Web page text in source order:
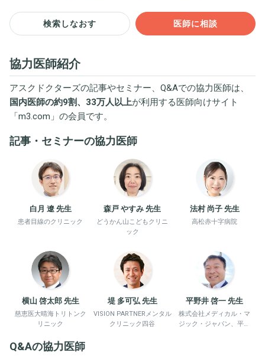
検索しなおす 医師に相談
協力医師紹介
アスクドクターズの記事やセミナー、Q&Aでの協力医師は、
国内医師の約9割、33万人以上が利用する医師向けサイト
「m3.com 」の会員です。
記事・セミナーの協力医師
白月 遼 先生
患者目線のクリニック
森戸 やすみ 先生
どうかん山こどもクリニ
ック
法村 尚子 先生
高松赤十字病院
横山 啓太郎 先生
慈恵医大晴海トリトンク
リニック
堤 多可弘 先生
VISION PARTNERメンタル
クリニック四谷
平野井 啓一 先生
株式会社メディカル・マ
ジック・ジャパン、平野
Q&Aの協力医師